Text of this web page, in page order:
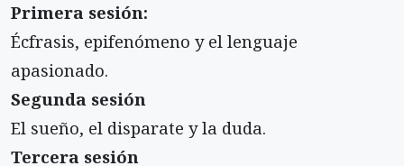
Primera sesión:
Écfrasis, epifenómeno y el lenguaje
apasionado.
Segunda sesión
El sueño, el disparate y la duda.
Tercera sesión